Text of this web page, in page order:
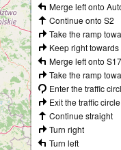
Merge left onto
Continue onto S2
Take the ramp
Keep right
Merge left onto S17
Take the ramp
Enter the traffic
Exit the traffic
Continue straight
Turn right
Turn left